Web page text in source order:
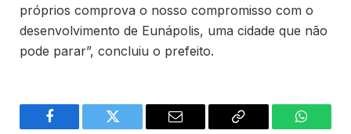
próprios comprova o nosso compromisso com o
desenvolvimento de Eunápolis, uma cidade que não
pode parar”, concluiu o prefeito.
Facebook Twitter Email
Copy